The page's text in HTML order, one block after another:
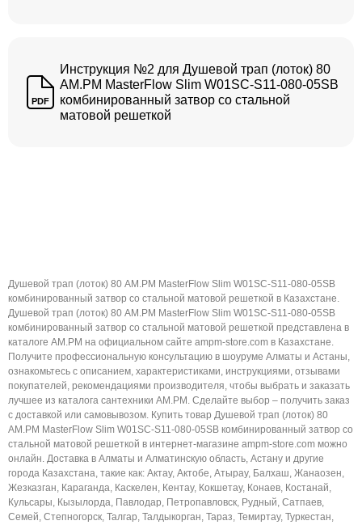
PDF
Инструкция №2 для Душевой трап (лоток) 80
AM.PM MasterFlow Slim W01SC-S11-080-05SB
комбинированный затвор со стальной
матовой решеткой
Душевой трап (лоток) 80 AM.PM MasterFlow Slim W01SC-S11-080-05SB
комбинированный затвор со стальной матовой решеткой в Казахстане.
Душевой трап (лоток) 80 AM.PM MasterFlow Slim W01SC-S11-080-05SB
комбинированный затвор со стальной матовой решеткой представлена в
каталоге AM.PM на официальном сайте ampm-store.com в Казахстане.
Получите профессиональную консультацию в шоуруме Алматы и Астаны,
ознакомьтесь с описанием, характеристиками, инструкциями, отзывами
покупателей, рекомендациями производителя, чтобы выбрать и заказать
лучшее из каталога сантехники AM.PM. Сделайте выбор – получить заказ
с доставкой или самовывозом. Купить товар Душевой трап (лоток) 80
AM.PM MasterFlow Slim W01SC-S11-080-05SB комбинированный затвор со
стальной матовой решеткой в интернет-магазине ampm-store.com можно
онлайн. Доставка в Алматы и Алматинскую область, Астану и другие
города Казахстана, такие как: Актау, Актобе, Атырау, Балхаш, Жанаозен,
Жезказган, Караганда, Каскелен, Кентау, Кокшетау, Конаев, Костанай,
Кульсары, Кызылорда, Павлодар, Петропавловск, Рудный, Сатпаев,
Семей, Степногорск, Талгар, Талдыкорган, Тараз, Темиртау, Туркестан,